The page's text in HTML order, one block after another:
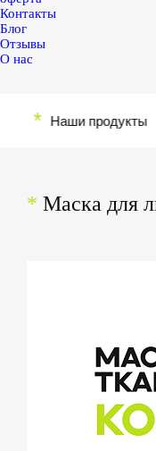
Контакты
Блог
Отзывы
О нас
Наши продукты
* Маска для